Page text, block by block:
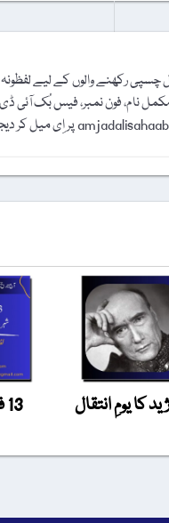
رکھنے والوں کے لیے لفظونہ
مکمل نام، فون نمبر، فیس بُک
13 فروری، شہریار کا یومِ انتقال